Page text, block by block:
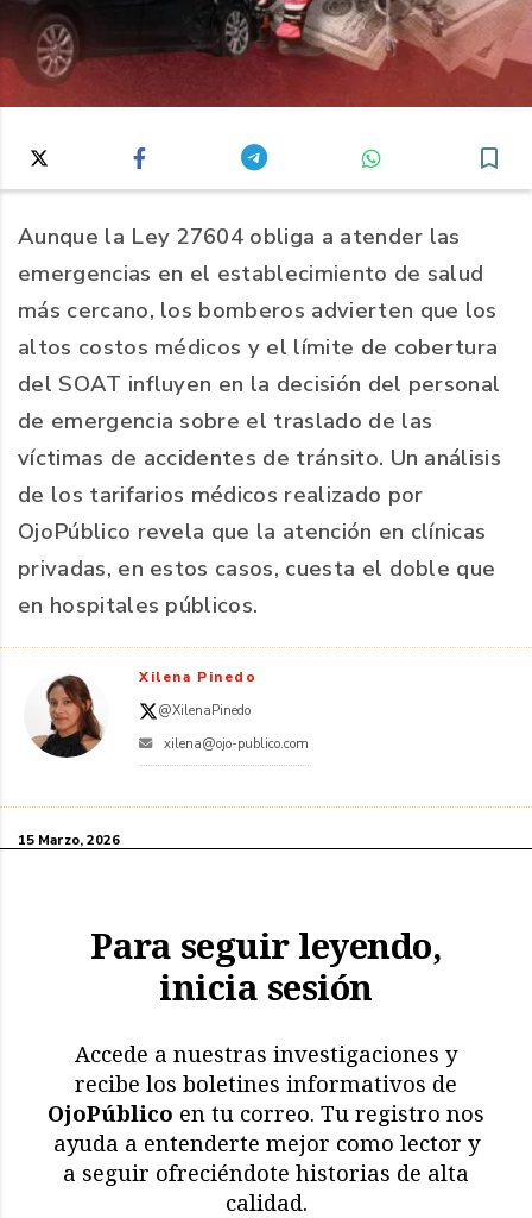
Aunque la Ley 27604 obliga a atender las
emergencias en el establecimiento de salud
más cercano, los bomberos advierten que los
altos costos médicos y el límite de cobertura
del SOAT influyen en la decisión del personal
de emergencia sobre el traslado de las
víctimas de accidentes de tránsito. Un análisis
de los tarifarios médicos realizado por
OjoPúblico revela que la atención en clínicas
privadas, en estos casos, cuesta el doble que
en hospitales públicos.
Xilena Pinedo
@XilenaPinedo
xilena@ojo-publico.com
15 Marzo, 2026
Para seguir leyendo,
inicia sesión
Accede a nuestras investigaciones y
recibe los boletines informativos de
OjoPúblico en tu correo. Tu registro nos
ayuda a entenderte mejor como lector y
a seguir ofreciéndote historias de alta
calidad.